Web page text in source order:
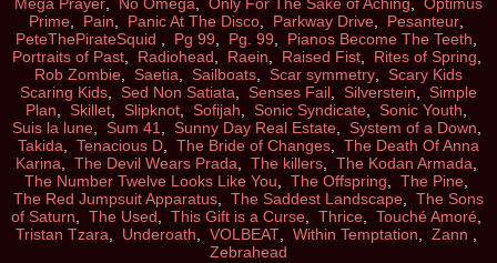
Prime
Pain Panic At The Disco Parkway Drive Pesanteur
PeteThePirateSquid
Pg 99 Pg. 99 Pianos Become The Teeth
Portraits of Past, Radiohead Raein Raised Fist, Rites of Spring
Rob Zombie
Saetia Sailboats Scar symmetry
Scary Kids
Scaring Kids
Sed Non Satiata Senses Fail Silverstein
Simple
Plan
Skillet Slipknot Sofijah Sonic Syndicate Sonic Youth
Suis la lune, Sum 41 Sunny Day Real Estate, System of a Down
Takida
Tenacious D The Bride of Changes
The Death Of Anna
Karina
The Devil Wears Prada The killers The Kodan Armada
The Number Twelve Looks Like You
The Offspring The Pine
The Red Jumpsuit Apparatus
The Saddest Landscape
The Sons
of Saturn
The Used This Gift is a Curse Thrice Touché Amoré
Tristan Tzara
Underoath VOLBEAT Within Temptation Zann
Zebrahead